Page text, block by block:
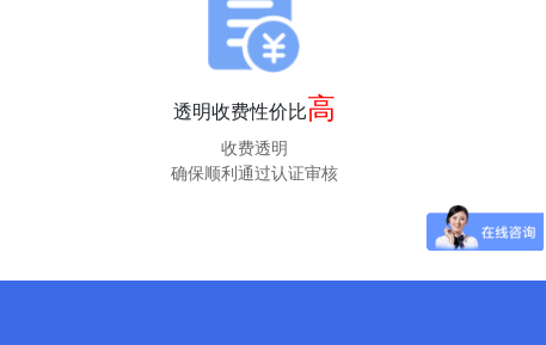
透明收费性价比高
收费透明
确保顺利通过认证审核